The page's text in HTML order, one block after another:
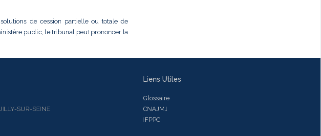
de cession partielle ou totale de
public, le tribunal peut prononcer la
SUR-SEINE
Liens Utiles
Glossaire
CNAJMJ
IFPPC